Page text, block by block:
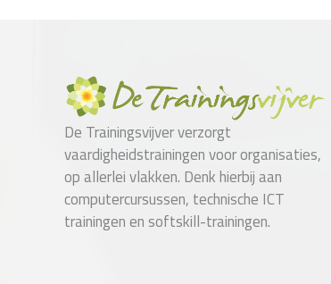
De Trainingsvijver verzorgt
vaardigheidstrainingen voor organisaties,
op allerlei vlakken. Denk hierbij aan
computercursussen, technische ICT
trainingen en softskill-trainingen.